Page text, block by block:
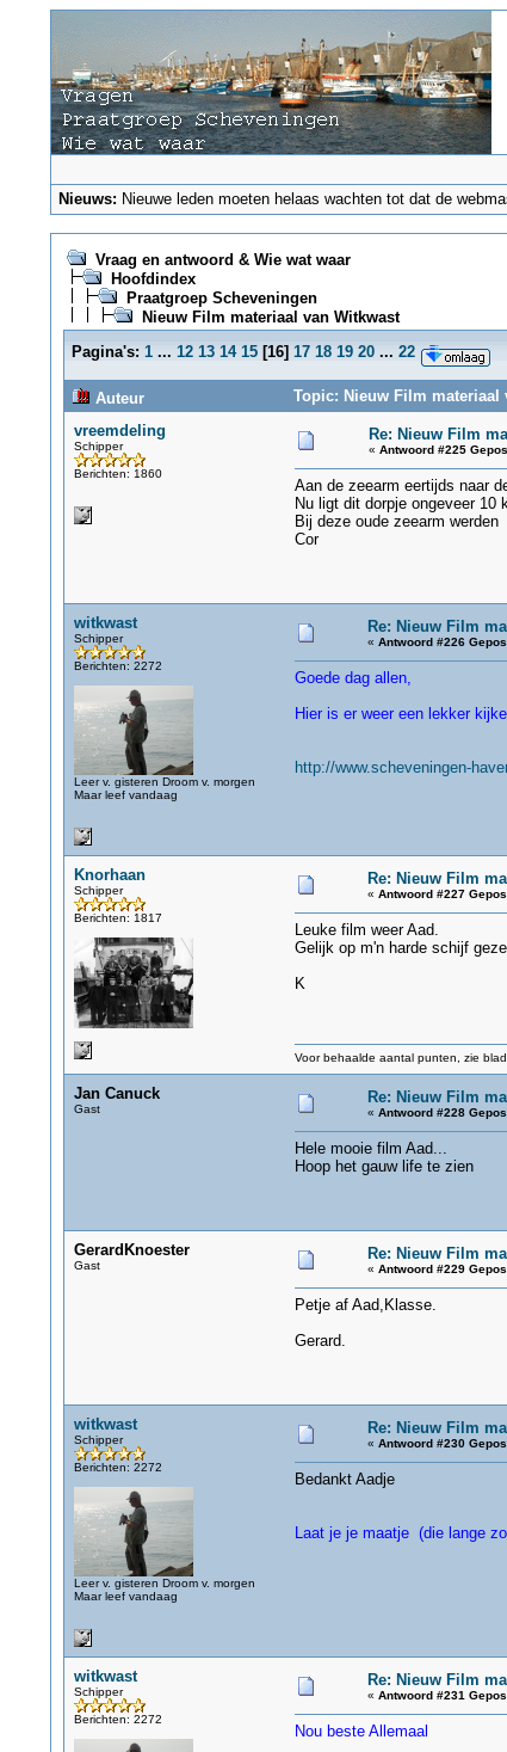
Nieuws: Nieuwe leden moeten helaas wachten tot dat de
Vraag en antwoord & Wie wat waar
Hoofdindex
Praatgroep Scheveningen
Nieuw Film materiaal van Witkwast
Pagina's: 1 ... 12 13 14 15[16] 17 18 19 20 ... 22
Auteur
Topic: Nieuw Film materiaal
vreemdeling
Schipper
Berichten: 1860
Re: Nieuw Film
« Antwoord #225
Aan de zeearm eertijds naar
Nu ligt dit dorpje ongeveer 10
Bij deze oude zeearm
Cor
witkwast
Schipper
Berichten: 2272
Leer v. gisteren Droom v. morgen
Maar leef vandaag
Re: Nieuw Film
« Antwoord #226
Goede dag allen,
Hier is er weer een lekker
http://www.scheveningen-
Knorhaan
Schipper
Berichten: 1817
Re: Nieuw Film
« Antwoord #227
Leuke film weer Aad.
Gelijk op m'n harde schijf
K
Voor behaalde aantal punten, zie
Jan Canuck
Gast
Re: Nieuw Film
« Antwoord #228
Hele mooie film Aad...
Hoop het gauw life te zien
GerardKnoester
Gast
Re: Nieuw Film
« Antwoord #229
Petje af Aad,Klasse.
Gerard.
witkwast
Schipper
Berichten: 2272
Leer v. gisteren Droom v. morgen
Maar leef vandaag
Re: Nieuw Film
« Antwoord #230
Bedankt Aadje
Laat je je maatje (die lange
witkwast
Schipper
Berichten: 2272
Re: Nieuw Film
« Antwoord #231
Nou beste Allemaal